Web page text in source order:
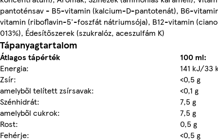
pantoténsav - B5-vitamin (kalcium-D-pantotenát), B6-
vitamin (riboflavin-5'-foszfát nátriumsója), B12-vitamin
013%), Édesítőszerek (szukralóz, aceszulfám K)
Tápanyagtartalom
Átlagos tápérték
100 ml:
Energia:
141 kJ/33
Zsír:
<0,5 g
amelyből telített zsírsavak:
<0,1 g
Szénhidrát:
7,5 g
amelyből cukrok:
7,5 g
Rost:
0,5 g
Fehérje:
<0,5 g